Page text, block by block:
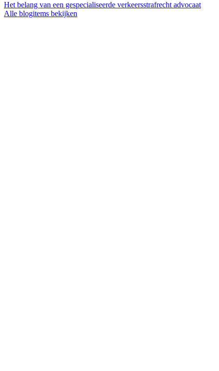
Het belang van een gespecialiseerde verkeersstrafrecht advocaat
Alle blogitems bekijken